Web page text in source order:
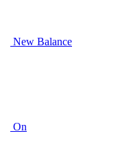
New Balance
On